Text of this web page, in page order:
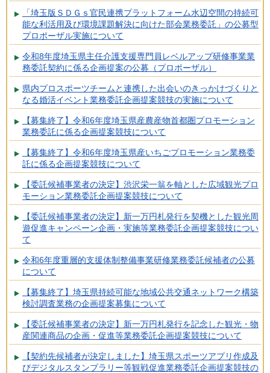
「埼玉版ＳＤＧｓ官民連携プラットフォーム水辺空間の持続可
能な利活用及び環境課題解決に向けた部会業務委託」の公募型
プロポーザル実施について
令和8年度埼玉県主任介護支援専門員レベルアップ研修事業業
務委託契約に係る企画提案の公募（プロポーザル）
県内プロスポーツチームと連携した出会いのきっかけづくりと
なる婚活イベント業務委託企画提案競技の実施について
【募集終了】令和6年度埼玉県産農産物首都圏プロモーション
業務委託に係る企画提案競技について
【募集終了】令和6年度埼玉県産いちごプロモーション業務委
託に係る企画提案競技について
【委託候補事業者の決定】渋沢栄一翁を軸とした広域観光プロ
モーション業務委託企画提案競技について
【委託候補事業者の決定】新一万円札発行を契機とした観光周
遊促進キャンペーン企画・実施等業務委託企画提案競技につい
て
令和6年度重層的支援体制整備事業研修業務委託候補者の公募
について
【募集終了】埼玉県持続可能な地域公共交通ネットワーク構築
検討調査業務の企画提案募集について
【委託候補事業者の決定】新一万円札発行を記念した観光・物
産関連商品の企画・促進等業務委託企画提案競技について
【契約先候補者が決定しました】埼玉県スポーツアプリ作成及
びデジタルスタンプラリー等観戦促進業務委託企画提案競技の